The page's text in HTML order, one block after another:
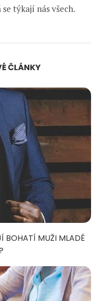
týkají nás všech.
ČLÁNKY
BOHATÍ MUŽI MLADÉ